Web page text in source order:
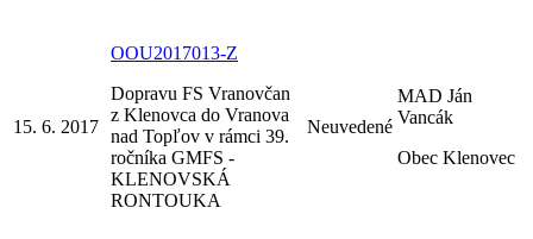
15. 6. 2017
OOU2017013-Z
Dopravu FS Vranovčan
z Klenovca do Vranova
nad Topľov v rámci 39.
ročníka GMFS -
KLENOVSKÁ
RONTOUKA
Neuvedené
MAD Ján
Vancák
Obec Klenovec